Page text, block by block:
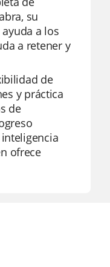
su
a los
a retener y
de
y práctica
de
ofrece